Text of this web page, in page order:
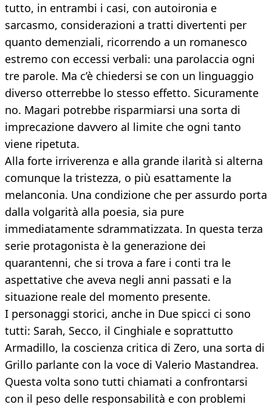
tutto, in entrambi i casi, con autoironia e
sarcasmo, considerazioni a tratti divertenti per
quanto demenziali, ricorrendo a un romanesco
estremo con eccessi verbali: una parolaccia ogni
tre parole. Ma c’è chiedersi se con un linguaggio
diverso otterrebbe lo stesso effetto. Sicuramente
no. Magari potrebbe risparmiarsi una sorta di
imprecazione davvero al limite che ogni tanto
viene ripetuta.
Alla forte irriverenza e alla grande ilarità si alterna
comunque la tristezza, o più esattamente la
melanconia. Una condizione che per assurdo porta
dalla volgarità alla poesia, sia pure
immediatamente sdrammatizzata. In questa terza
serie protagonista è la generazione dei
quarantenni, che si trova a fare i conti tra le
aspettative che aveva negli anni passati e la
situazione reale del momento presente.
I personaggi storici, anche in Due spicci ci sono
tutti: Sarah, Secco, il Cinghiale e soprattutto
Armadillo, la coscienza critica di Zero, una sorta di
Grillo parlante con la voce di Valerio Mastandrea.
Questa volta sono tutti chiamati a confrontarsi
con il peso delle responsabilità e con problemi